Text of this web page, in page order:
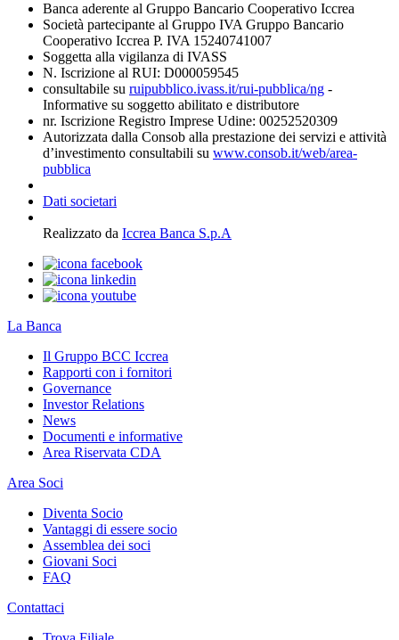
Banca aderente al Gruppo Bancario Cooperativo Iccrea
Società partecipante al Gruppo IVA Gruppo Bancario
Cooperativo Iccrea P. IVA 15240741007
Soggetta alla vigilanza di IVASS
N. Iscrizione al RUI: D000059545
consultabile su ruipubblico.ivass.it/rui-pubblica/ng -
Informative su soggetto abilitato e distributore
nr. Iscrizione Registro Imprese Udine: 00252520309
Autorizzata dalla Consob alla prestazione dei servizi e attività
d’investimento consultabili su www.consob.it/web/area-
pubblica
Dati societari
Realizzato da Iccrea Banca S.p.A
La Banca
Il Gruppo BCC Iccrea
Rapporti con i fornitori
Governance
Investor Relations
News
Documenti e informative
Area Riservata CDA
Area Soci
Diventa Socio
Vantaggi di essere socio
Assemblea dei soci
Giovani Soci
FAQ
Contattaci